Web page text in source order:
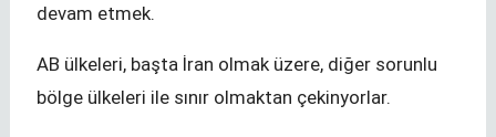
devam etmek.
AB ülkeleri, başta İran olmak üzere, diğer sorunlu
bölge ülkeleri ile sınır olmaktan çekinyorlar.